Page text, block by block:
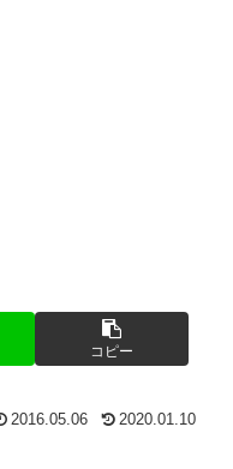
コピー
2016.05.06 2020.01.10